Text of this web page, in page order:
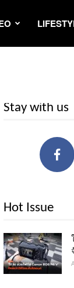
Stay with us
Hot Issue